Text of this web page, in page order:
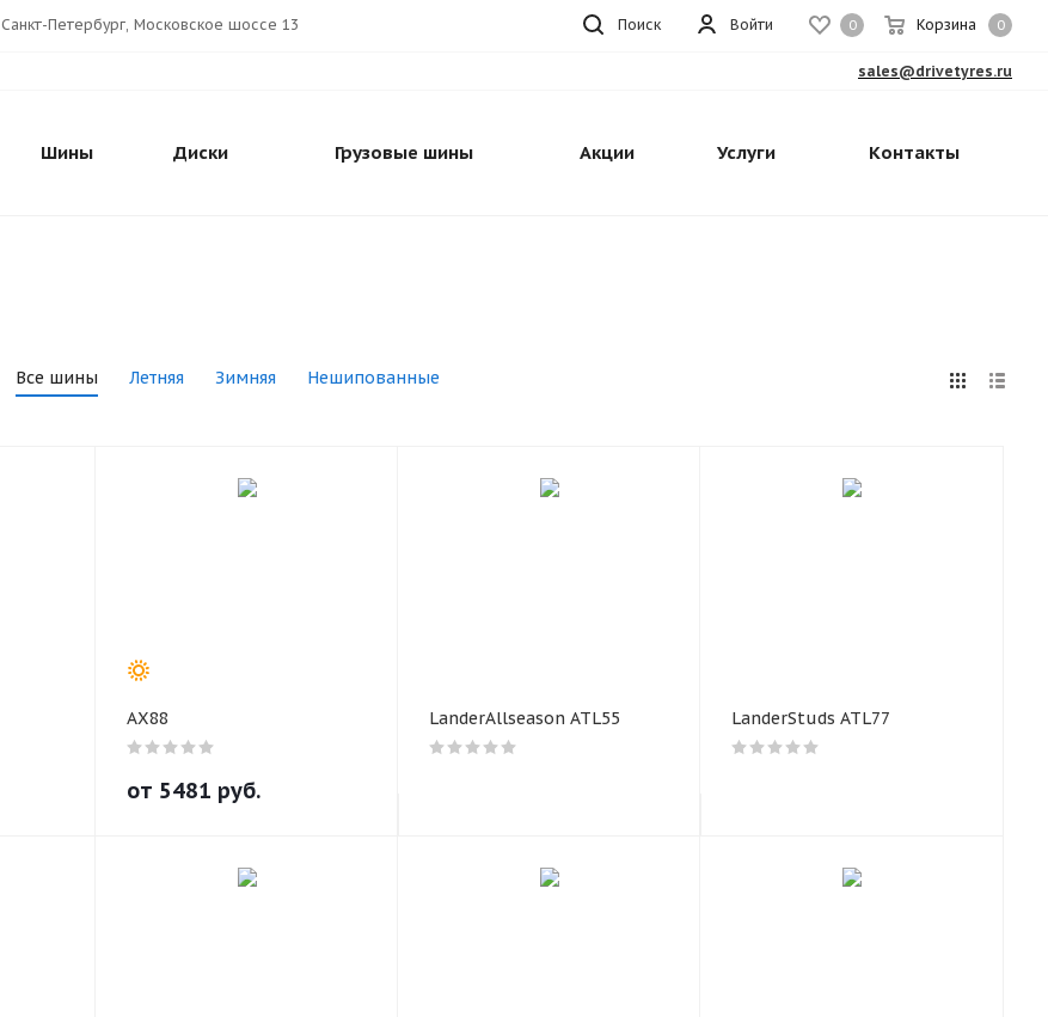
0 Корзина 0
Войти
Санкт-Петербург, Московское шоссе 13 Поиск
sales@drivetyres.ru
Шины Диски Грузовые шины Акции Услуги Контакты
Все шины Летняя Зимняя Нешипованные
AX88
от 5481 руб.
LanderAllseason ATL55 LanderStuds ATL77